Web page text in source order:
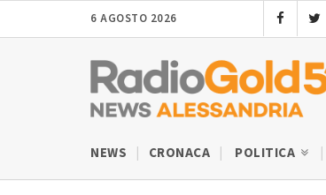
6 AGOSTO 2026
NEWS CRONACA POLITICA